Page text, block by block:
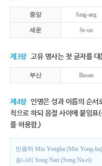
중앙 Jung-ang
세운 Se-un
제3항 고유 명사는 첫 글자를 대
부산 Busan
제4항 인명은 성과 이름의 순서
칙으로 하되 음절 사이에 붙임표
를 허용함.)
민용하 Min Yongha (Min Yong-ha)
송나리 Song Nari (Song Na-ri)